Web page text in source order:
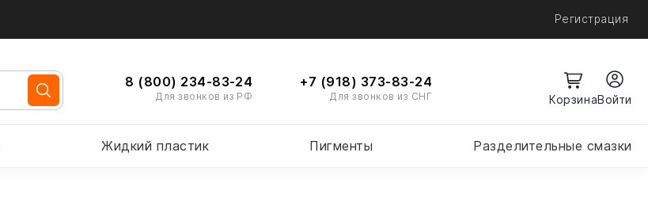
Регистрация
8 (800) 234-83-24
Для звонков из РФ
+7 (918) 373-83-24
Для звонков из СНГ Войти
Жидкий пластик Пигменты Разделительные смазки